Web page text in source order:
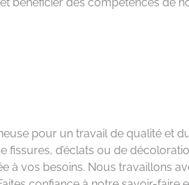
pour un travail de qualité et
d’éclats ou de
à vos besoins. Nous travaillons